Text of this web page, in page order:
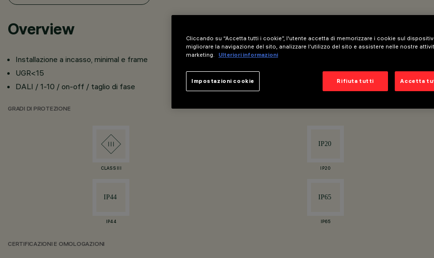
Overview
Installazione a incasso, minimal e frame
UGR<15
DALI / 1-10 / on-off / taglio di fase
GRADI DI PROTEZIONE
CLASS III IP20
IP44 IP65
CERTIFICAZIONI E OMOLOGAZIONI
Cliccando su “Accetta tutti i cookie”, l'utente accetta di memorizzare i cookie sul
migliorare la navigazione del sito, analizzare l'utilizzo del sito e assistere nelle nostre
marketing.
Ulteriori informazioni
Rifiuta tutti Accetta
Impostazioni cookie